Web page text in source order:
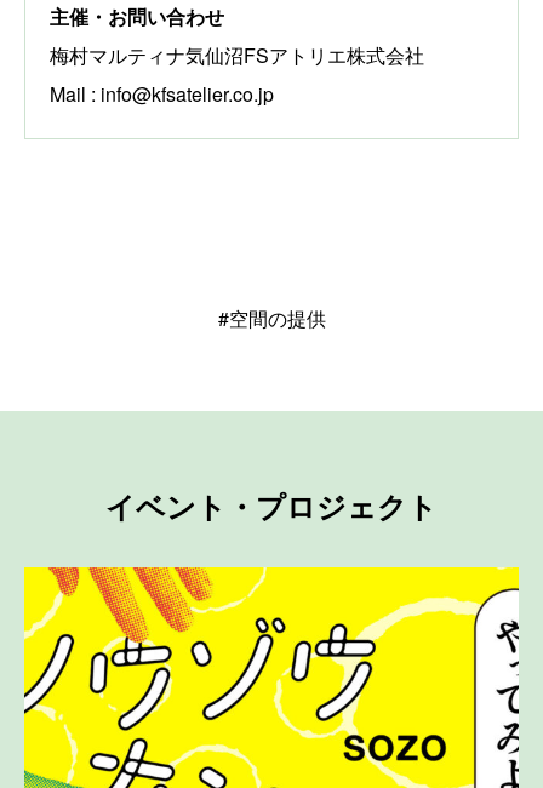
主催・お問い合わせ
梅村マルティナ気仙沼FSアトリエ株式会社
Mail : info@kfsatelier.co.jp
#空間の提供
イベント・プロジェクト